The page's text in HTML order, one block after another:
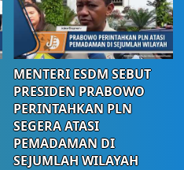
MENTERI ESDM SEBUT
PRESIDEN PRABOWO
PERINTAHKAN PLN
SEGERA ATASI
PEMADAMAN DI
SEJUMLAH WILAYAH